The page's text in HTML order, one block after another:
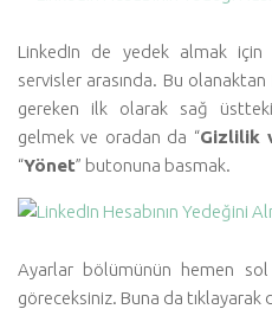
LinkedIn de yedek almak için
servisler arasında. Bu
gereken ilk olarak sağ üstteki
gelmek ve oradan da “Gizlilik
“Yönet” butonuna basmak.
Ayarlar bölümünün hemen sol
göreceksiniz. Buna da tıklayarak